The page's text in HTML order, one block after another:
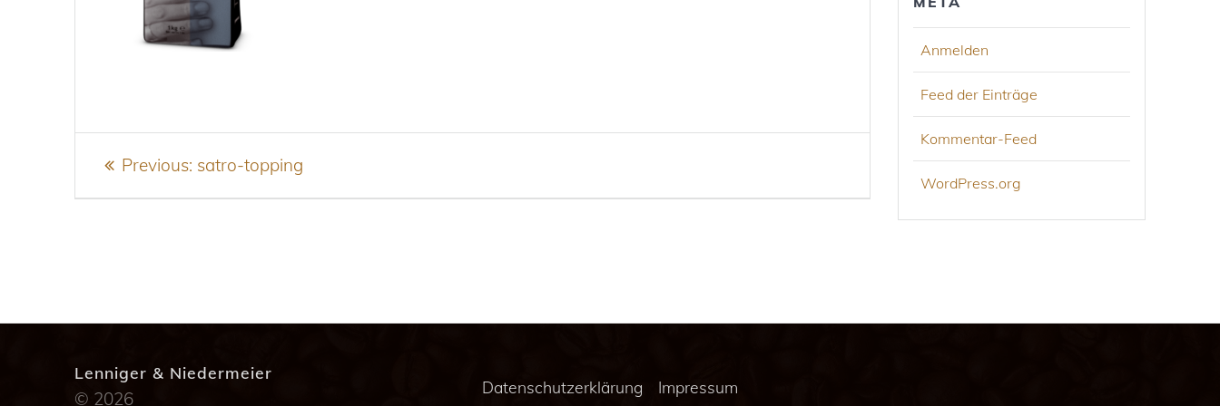
Beitragsnavigation
Previous: Previous
post:
satro-topping
Anmelden
Feed der Einträge
Kommentar-Feed
WordPress.org
Lenniger & Niedermeier
© 2026
Datenschutzerklärung Impressum